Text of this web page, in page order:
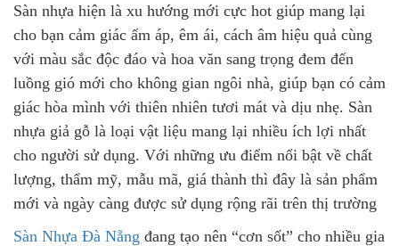
Sàn nhựa hiện là xu hướng mới cực hot giúp mang lại
cho bạn cảm giác ấm áp, êm ái, cách âm hiệu quả cùng
với màu sắc độc đáo và hoa văn sang trọng đem đến
luồng gió mới cho không gian ngôi nhà, giúp bạn có cảm
giác hòa mình với thiên nhiên tươi mát và dịu nhẹ. Sàn
nhựa giả gỗ là loại vật liệu mang lại nhiều ích lợi nhất
cho người sử dụng. Với những ưu điểm nổi bật về chất
lượng, thẩm mỹ, mẫu mã, giá thành thì đây là sản phẩm
mới và ngày càng được sử dụng rộng rãi trên thị trường
Sàn Nhựa Đà Nẵng đang tạo nên “cơn sốt” cho nhiều gia